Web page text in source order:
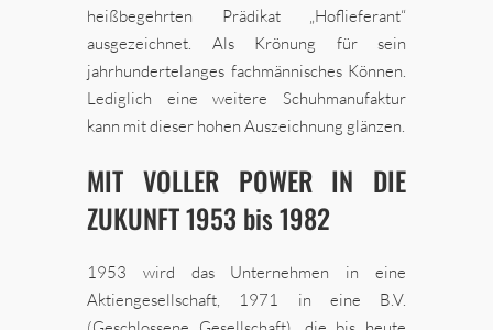
heißbegehrten Prädikat „Hoflieferant“
ausgezeichnet. Als Krönung für sein
jahrhundertelanges fachmännisches Können.
Lediglich eine weitere Schuhmanufaktur
kann mit dieser hohen Auszeichnung glänzen.
MIT VOLLER POWER IN DIE
ZUKUNFT 1953 bis 1982
1953 wird das Unternehmen in eine
Aktiengesellschaft, 1971 in eine B.V.